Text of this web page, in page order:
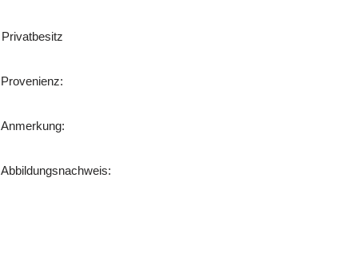
Privatbesitz
Provenienz:
Anmerkung:
Abbildungsnachweis: